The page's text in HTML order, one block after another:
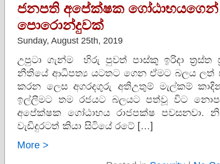
ජනපති අපේක්ෂක
පොරොන්දුවක්
Sunday, August 25th, 2019
උපුටා ගැන්ම හිරු පුවත් පාස්කු ඉරිදා ත්‍රස්ත
නීතියේ ආධිපත්‍ය යටතට ගෙන ඒමට බලය
කරන ලෙස අගරදගුරු අතිඋතුම් මැල්කම්
ඉල්ලීමට තම රජයට බලයට පත්වූ විට
අපේක්ෂක ගෝඨාභය රාජපක්ෂ
වැඩිදුරටත් කියා සිටියේ රටේ […]
More >